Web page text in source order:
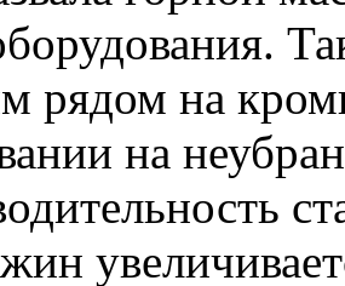
рядом на
на